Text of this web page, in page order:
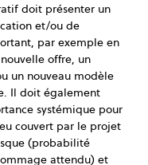
doit présenter un
et/ou de
par exemple en
offre, un
un nouveau modèle
Il doit également
systémique pour
couvert par le projet
(probabilité
attendu) et